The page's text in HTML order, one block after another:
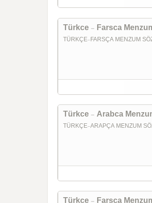
Türkce - Farsca
TÜRKÇE-FARSÇA MENZUM
Türkce - Arabca
TÜRKÇE-ARAPÇA MENZUM